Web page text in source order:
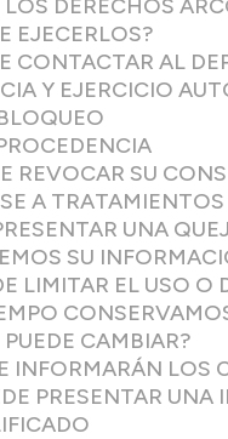
LOS DERECHOS
EJECERLOS?
CONTACTAR AL
Y EJERCICIO
REVOCAR SU
A
UNA
SU
LIMITAR EL USO
CAMBIAR?
INFORMARÁN LOS
PRESENTAR